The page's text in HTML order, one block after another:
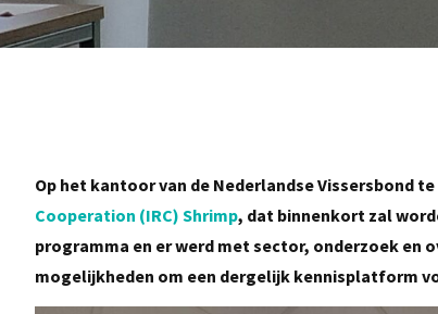
Op het kantoor van de Nederlandse Vissersbond
Cooperation (IRC) Shrimp, dat binnenkort zal
programma en er werd met sector, onderzoek en
mogelijkheden om een dergelijk kennisplatform